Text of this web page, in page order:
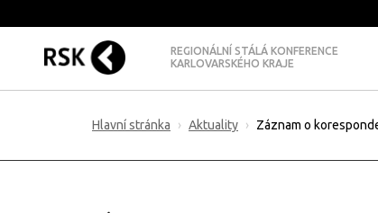
REGIONÁLNÍ STÁLÁ KONFERENCE
KARLOVARSKÉHO KRAJE
Hlavní stránka Aktuality Záznam o